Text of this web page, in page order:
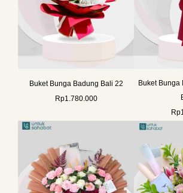
Buket Bunga Badung Bali 22
Rp1.780.000
Buket Bunga
Rp